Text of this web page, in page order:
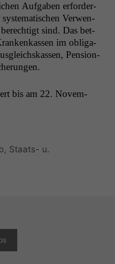
Auf­gaben erforder­
Ver­wen­
sind. Das bet­
im oblig­a­
Pen­sion­
bis am 22. Novem­
, Staats- u.